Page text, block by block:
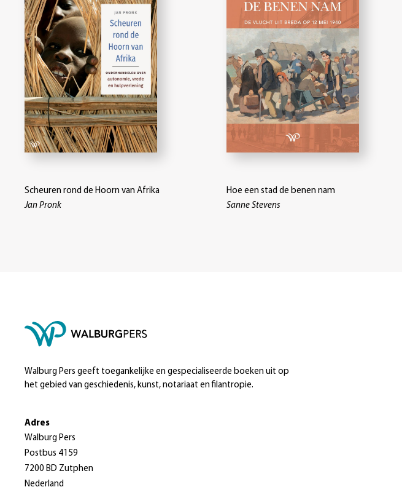
Scheuren rond de Hoorn van Afrika
Jan Pronk
Hoe een stad de benen nam
Sanne Stevens
Walburg Pers geeft toegankelijke en gespecialiseerde boeken uit op
het gebied van geschiedenis, kunst, notariaat en filantropie.
Adres
Walburg Pers
Postbus 4159
7200 BD Zutphen
Nederland